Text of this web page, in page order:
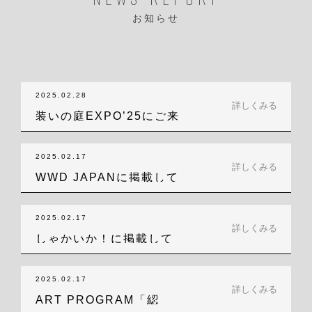
お知らせ
2025.02.28
装いの庭EXPO’25にご来
場いただ…
詳しくみる
2025.02.17
WWD JAPANに掲載して
いただき…
詳しくみる
2025.02.17
しゃかいか！に掲載して
いただきました！
詳しくみる
2025.02.17
ART PROGRAM「綛
詳しくみる